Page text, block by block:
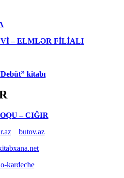
– ELMLƏR FİLİALI
kitabı
– CIĞIR
butov.az
kardeche